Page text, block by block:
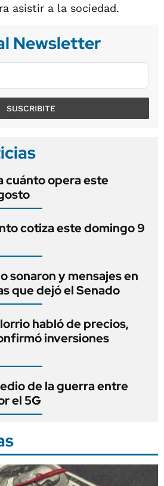
asistir a la sociedad.
Newsletter
SUSCRIBITE
cuánto opera este
cotiza este domingo 9
sonaron y mensajes en
que dejó el Senado
habló de precios,
inversiones
de la guerra entre
el 5G